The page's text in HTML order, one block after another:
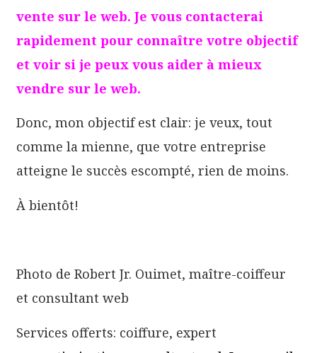
vente sur le web. Je vous contacterai
rapidement pour connaître votre objectif
et voir si je peux vous aider à mieux
vendre sur le web.
Donc, mon objectif est clair: je veux, tout
comme la mienne, que votre entreprise
atteigne le succès escompté, rien de moins.
À bientôt!
Photo de Robert Jr. Ouimet, maître-coiffeur
et consultant web
Services offerts: coiffure, expert